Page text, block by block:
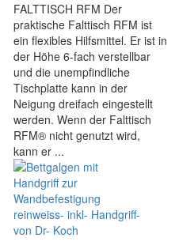
FALTTISCH RFM Der
praktische Falttisch RFM ist
ein flexibles Hilfsmittel. Er ist in
der Höhe 6-fach verstellbar
und die unempfindliche
Tischplatte kann in der
Neigung dreifach eingestellt
werden. Wenn der Falttisch
RFM® nicht genutzt wird,
kann er ...